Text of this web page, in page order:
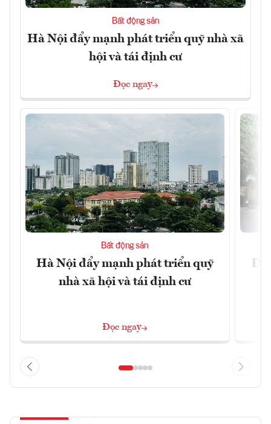
Bất động sản
Hà Nội đẩy mạnh phát triển quỹ nhà xã
hội và tái định cư
Đọc ngay
Bất động sản
Hà Nội đẩy mạnh phát triển quỹ
nhà xã hội và tái định cư
Đọc ngay
Đà